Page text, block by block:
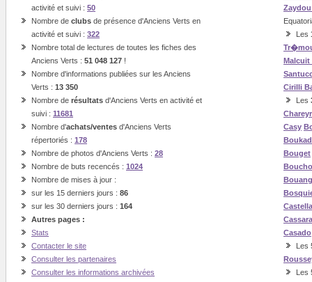
activité et suivi : 50
Nombre de clubs de présence d'Anciens Verts en
activité et suivi : 322
Nombre total de lectures de toutes les fiches des
Anciens Verts : 51 048 127 !
Nombre d'informations publiées sur les Anciens
Verts : 13 350
Nombre de résultats d'Anciens Verts en activité et
suivi : 11681
Nombre d'achats/ventes d'Anciens Verts
répertoriés : 178
Nombre de photos d'Anciens Verts : 28
Nombre de buts recencés : 1024
Nombre de mises à jour :
sur les 15 derniers jours : 86
sur les 30 derniers jours : 164
Autres pages :
Stats
Contacter le site
Consulter les partenaires
Consulter les informations archivées
Les
Malcuit
Cirilli
Les
Casy
Bouget
Cassara
Casado
Les
Les